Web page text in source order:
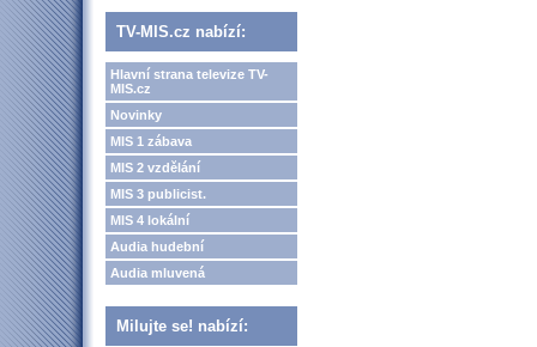
TV-MIS.cz nabízí:
Hlavní strana televize TV-
MIS.cz
Novinky
MIS 1 zábava
MIS 2 vzdělání
MIS 3 publicist.
MIS 4 lokální
Audia hudební
Audia mluvená
Milujte se! nabízí: